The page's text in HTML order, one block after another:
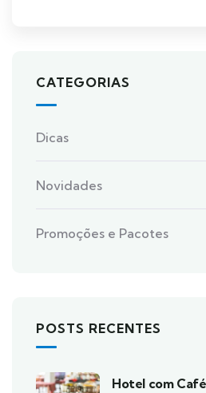
CATEGORIAS
Dicas
Novidades
Promoções e Pacotes
POSTS RECENTES
Hotel com